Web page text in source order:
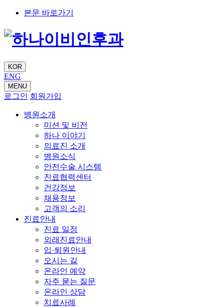
본문 바로가기
KOR
ENG
MENU
로그인 회원가입
병원소개
미션 및 비전
하나 이야기
의료진 소개
병원소식
안전수술 시스템
진료협력센터
건강정보
채용정보
고객의 소리
진료안내
진료 일정
외래진료안내
입·퇴원안내
오시는 길
온라인 예약
자주 묻는 질문
온라인 상담
치료사례